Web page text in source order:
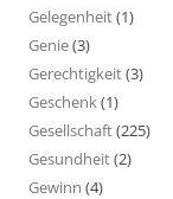
Gelegenheit(1)
Genie(3)
Gerechtigkeit(3)
Geschenk(1)
Gesellschaft(225)
Gesundheit(2)
Gewinn (4)